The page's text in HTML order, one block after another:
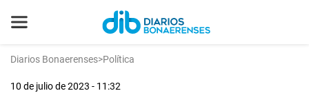
Diarios Bonaerenses>Política
10 de julio de 2023 - 11:32